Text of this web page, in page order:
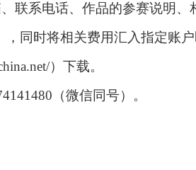
联系电话、作品的参赛说明
，同时将相关费用汇入指定账
）下载。
（微信同号）。